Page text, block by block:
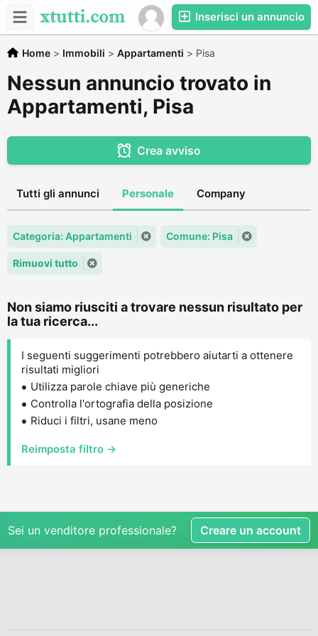
Inserisci un annuncio
Home > Immobili > Appartamenti > Pisa
Nessun annuncio trovato in
Appartamenti, Pisa
Crea avviso
Tutti gli annunci Personale Company
Categoria: Appartamenti Comune: Pisa
Rimuovi tutto
Non siamo riusciti a trovare nessun risultato per
la tua ricerca...
I seguenti suggerimenti potrebbero aiutarti a ottenere
risultati migliori
Utilizza parole chiave più generiche
Controlla l'ortografia della posizione
Riduci i filtri, usane meno
Reimposta filtro →
Sei un venditore professionale? Creare un account